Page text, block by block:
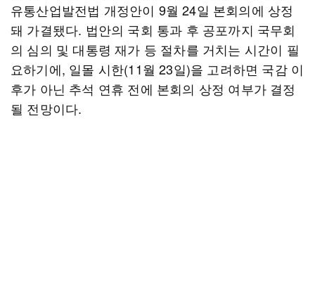
유통산업발전법 개정안이 9월 24일 본회의에 상정
돼 가결됐다. 법안의 국회 통과 후 공포까지 국무회
의 심의 및 대통령 재가 등 절차를 거치는 시간이 필
요하기에, 일몰 시한(11월 23일)을 고려하면 국감 이
후가 아닌 추석 연휴 전에 본회의 상정 여부가 결정
될 전망이다.